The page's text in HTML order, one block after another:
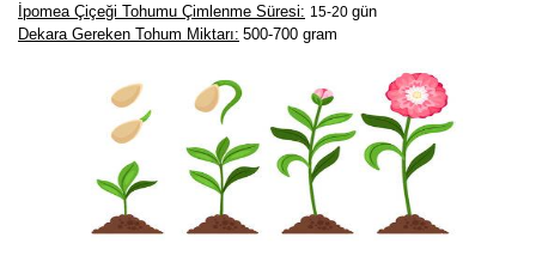
İpomea Çiçeği Tohumu Çimlenme Süresi: 15-20 gün
Dekara Gereken Tohum Miktarı: 500-700 gram